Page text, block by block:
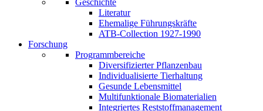
Geschichte
Literatur
Ehemalige Führungskräfte
ATB-Collection 1927-1990
Forschung
Programmbereiche
Diversifizierter Pflanzenbau
Individualisierte Tierhaltung
Gesunde Lebensmittel
Multifunktionale Biomaterialien
Integriertes Reststoffmanagement